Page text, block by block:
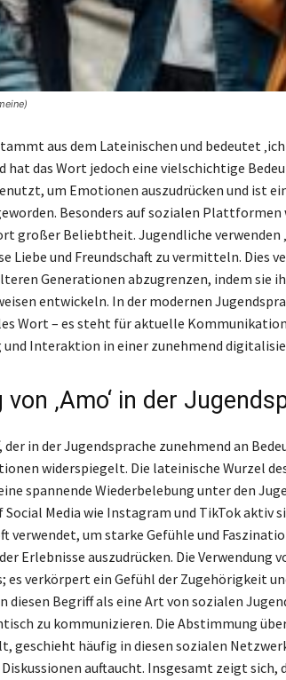
aus dem Lateinischen und bedeutet
hat das Wort jedoch eine vielschichtige
um Emotionen auszudrücken und ist
Besonders auf sozialen
großer Beliebtheit. Jugendliche verwenden
Liebe und Freundschaft zu vermitteln. Dies
Generationen abzugrenzen, indem sie
entwickeln. In der modernen
Wort – es steht für aktuelle
und Interaktion in einer zunehmend
‚Amo‘ in der
in der Jugendsprache zunehmend an
widerspiegelt. Die lateinische Wurzel
spannende Wiederbelebung unter den
Social Media wie Instagram und TikTok aktiv
verwendet, um starke Gefühle und
Erlebnisse auszudrücken. Die Verwendung
es verkörpert ein Gefühl der Zugehörigkeit
diesen Begriff als eine Art von sozialen
zu kommunizieren. Die Abstimmung
geschieht häufig in diesen sozialen
auftaucht. Insgesamt zeigt sich,